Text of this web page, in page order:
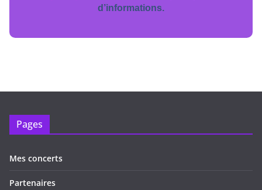
d’informations.
Pages
Mes concerts
Partenaires